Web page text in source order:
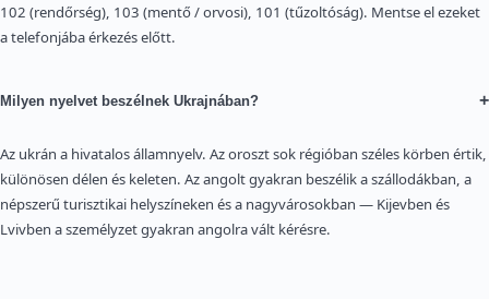
102 (rendőrség), 103 (mentő / orvosi), 101 (tűzoltóság). Mentse el ezeket
a telefonjába érkezés előtt.
Milyen nyelvet beszélnek Ukrajnában? +
Az ukrán a hivatalos államnyelv. Az oroszt sok régióban széles körben értik,
különösen délen és keleten. Az angolt gyakran beszélik a szállodákban, a
népszerű turisztikai helyszíneken és a nagyvárosokban — Kijevben és
Lvivben a személyzet gyakran angolra vált kérésre.